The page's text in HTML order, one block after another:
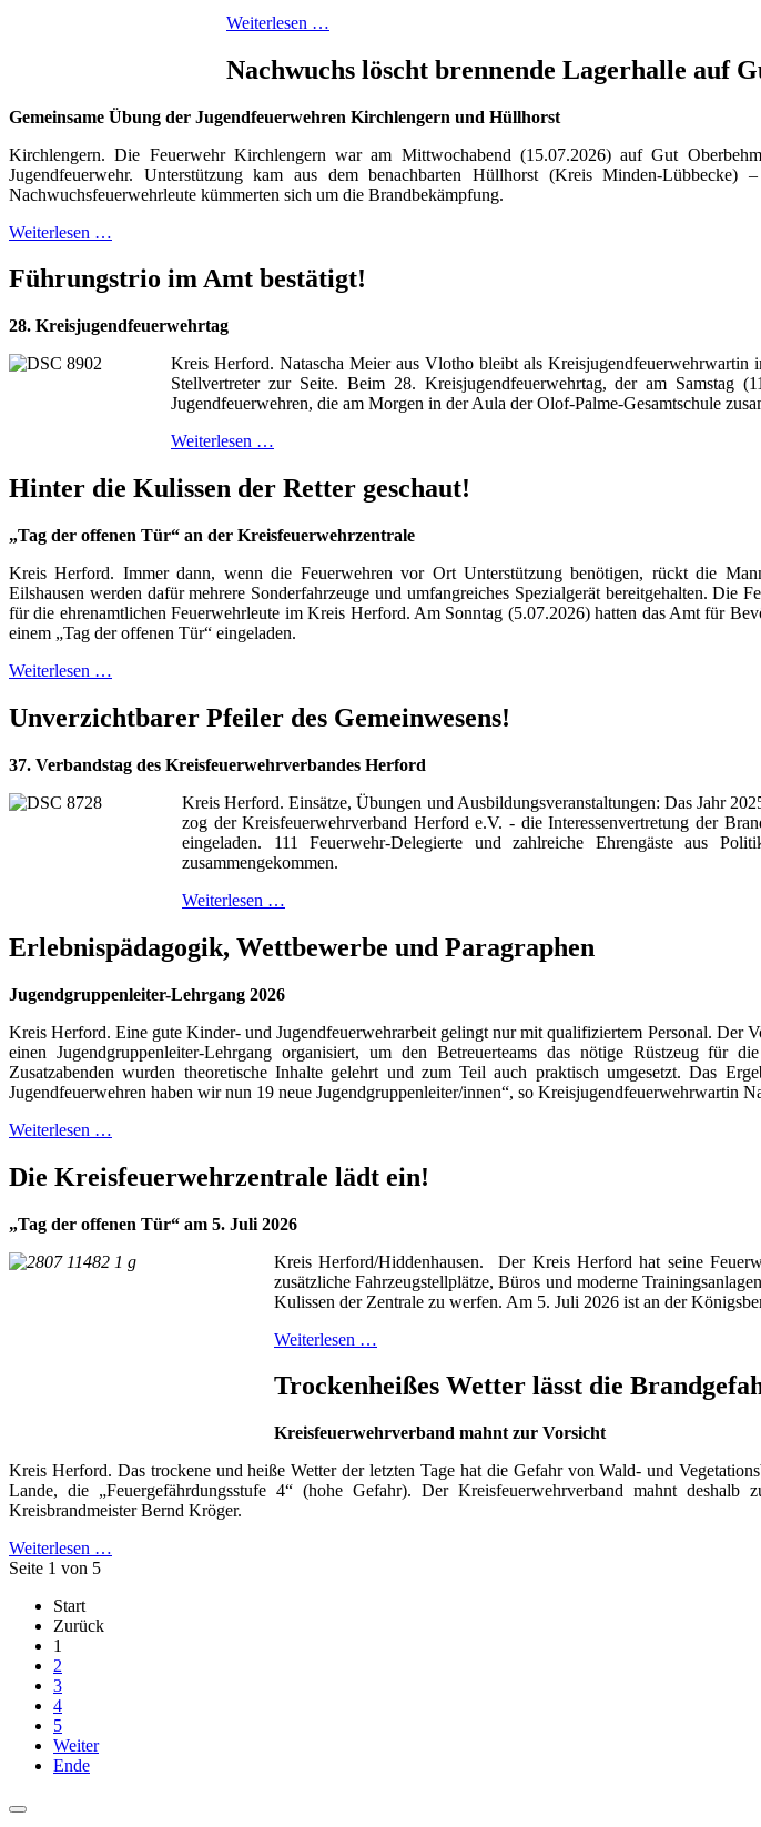
Weiterlesen …
Nachwuchs löscht brennende Lagerhalle auf
Gemeinsame Übung der Jugendfeuerwehren Kirchlengern und Hüllhorst
Kirchlengern. Die Feuerwehr Kirchlengern war am Mittwochabend (15.07.2026) auf Gut
Jugendfeuerwehr. Unterstützung kam aus dem benachbarten Hüllhorst (Kreis Minden-
Nachwuchsfeuerwehrleute kümmerten sich um die Brandbekämpfung.
Weiterlesen …
Führungstrio im Amt bestätigt!
28. Kreisjugendfeuerwehrtag
Kreis Herford. Natascha Meier aus Vlotho bleibt als
Stellvertreter zur Seite. Beim 28. Kreisjugendfeuerwehrtag, der am Samstag
Jugendfeuerwehren, die am Morgen in der Aula der Olof-Palme-Gesamtschule
Weiterlesen …
Hinter die Kulissen der Retter geschaut!
„Tag der offenen Tür“ an der Kreisfeuerwehrzentrale
Kreis Herford. Immer dann, wenn die Feuerwehren vor Ort Unterstützung benötigen, rückt die
Eilshausen werden dafür mehrere Sonderfahrzeuge und umfangreiches Spezialgerät bereitgehalten. Die
für die ehrenamtlichen Feuerwehrleute im Kreis Herford. Am Sonntag (5.07.2026) hatten das Amt für
einem „Tag der offenen Tür“ eingeladen.
Weiterlesen …
Unverzichtbarer Pfeiler des Gemeinwesens!
37. Verbandstag des Kreisfeuerwehrverbandes Herford
Kreis Herford. Einsätze, Übungen und Ausbildungsveranstaltungen: Das Jahr
zog der Kreisfeuerwehrverband Herford e.V. - die Interessenvertretung der
eingeladen. 111 Feuerwehr-Delegierte und zahlreiche Ehrengäste aus
zusammengekommen.
Weiterlesen …
Erlebnispädagogik, Wettbewerbe und Paragraphen
Jugendgruppenleiter-Lehrgang 2026
Kreis Herford. Eine gute Kinder- und Jugendfeuerwehrarbeit gelingt nur mit qualifiziertem Personal. Der
einen Jugendgruppenleiter-Lehrgang organisiert, um den Betreuerteams das nötige Rüstzeug für
Zusatzabenden wurden theoretische Inhalte gelehrt und zum Teil auch praktisch umgesetzt. Das
Jugendfeuerwehren haben wir nun 19 neue Jugendgruppenleiter/innen“, so Kreisjugendfeuerwehrwartin
Weiterlesen …
Die Kreisfeuerwehrzentrale lädt ein!
„Tag der offenen Tür“ am 5. Juli 2026
Kreis Herford/Hiddenhausen. Der Kreis Herford hat seine
zusätzliche Fahrzeugstellplätze, Büros und moderne
Kulissen der Zentrale zu werfen. Am 5. Juli 2026 ist an der
Weiterlesen …
Trockenheißes Wetter lässt die
Kreisfeuerwehrverband mahnt zur Vorsicht
Kreis Herford. Das trockene und heiße Wetter der letzten Tage hat die Gefahr von Wald- und
Lande, die „Feuergefährdungsstufe 4“ (hohe Gefahr). Der Kreisfeuerwehrverband mahnt
Kreisbrandmeister Bernd Kröger.
Weiterlesen …
Seite 1 von 5
Start
Zurück
1
2
3
4
5
Weiter
Ende